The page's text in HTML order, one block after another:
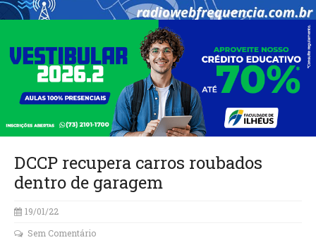
DCCP recupera carros roubados
dentro de garagem
19/01/22
Sem Comentário